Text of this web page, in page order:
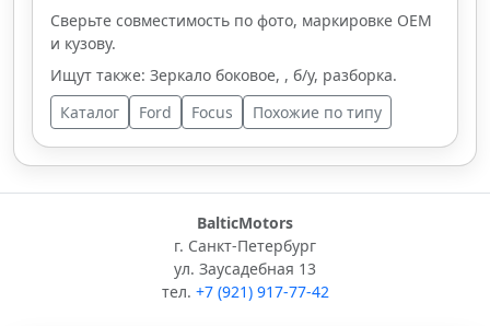
Сверьте совместимость по фото, маркировке OEM
и кузову.
Ищут также: Зеркало боковое, , б/у, разборка.
Каталог
Ford Focus Похожие по типу
BalticMotors
г. Санкт-Петербург
ул. Заусадебная 13
тел. +7 (921) 917-77-42